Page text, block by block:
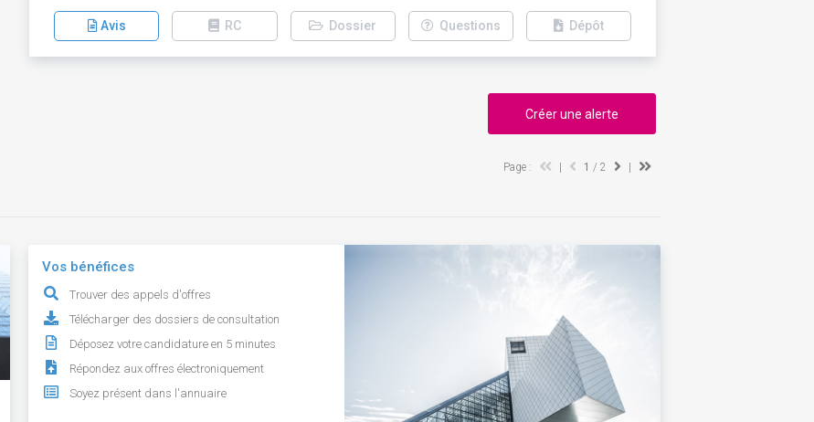
Avis RC Dossier Questions Dépôt
Créer une alerte
Page : 1 / 2
Vos bénéfices
Trouver des appels d'offres
Télécharger des dossiers de consultation
Déposez votre candidature en 5 minutes
Répondez aux offres électroniquement
Soyez présent dans l'annuaire